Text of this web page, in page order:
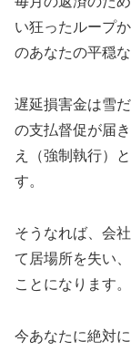
い狂ったループ
のあなたの平穏
遅延損害金は雪
の支払督促が届
え（強制執行）
す。
そうなれば、会
て居場所を失い
ことになります。
今あなたに絶対